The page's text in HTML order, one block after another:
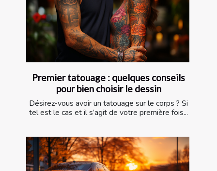
Premier tatouage : quelques conseils
pour bien choisir le dessin
Désirez-vous avoir un tatouage sur le corps ? Si
tel est le cas et il s’agit de votre première fois...